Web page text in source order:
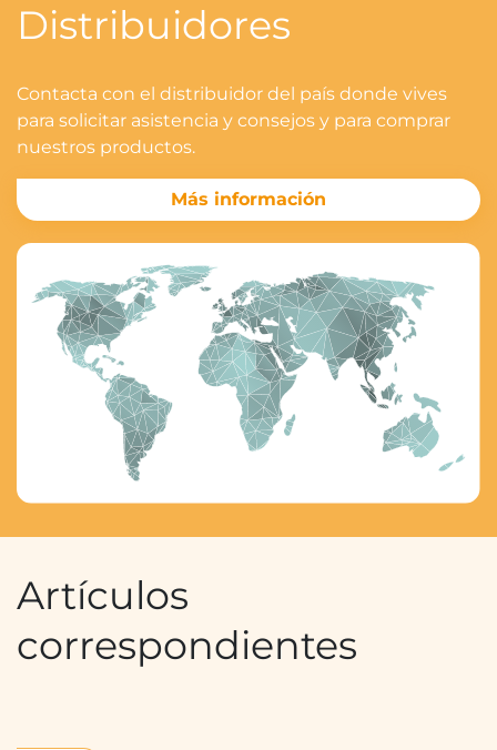
Distribuidores
Contacta con el distribuidor del país donde vives
para solicitar asistencia y consejos y para comprar
nuestros productos.
Más información
Artículos
correspondientes